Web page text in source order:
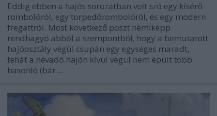
Eddig ebben a hajós sorozatban volt szó egy kísérő
rombolóról, egy torpedórombolóról, és egy modern
fregattról. Most következő poszt némiképp
rendhagyó abból a szempontból, hogy a bemutatott
hajóosztály végül csupán egy egységes maradt,
tehát a névadó hajón kívül végül nem épült több
hasonló (bár…